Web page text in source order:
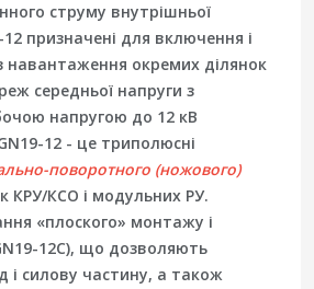
струму внутрішньої
12 призначені для включення і
навантаження окремих ділянок
середньої напруги з
напругою до 12 кВ
12 - це триполюсні
поворотного (ножового)
КРУ/КСО і модульних РУ.
«плоского» монтажу і
12C), що дозволяють
і силову частину, а також